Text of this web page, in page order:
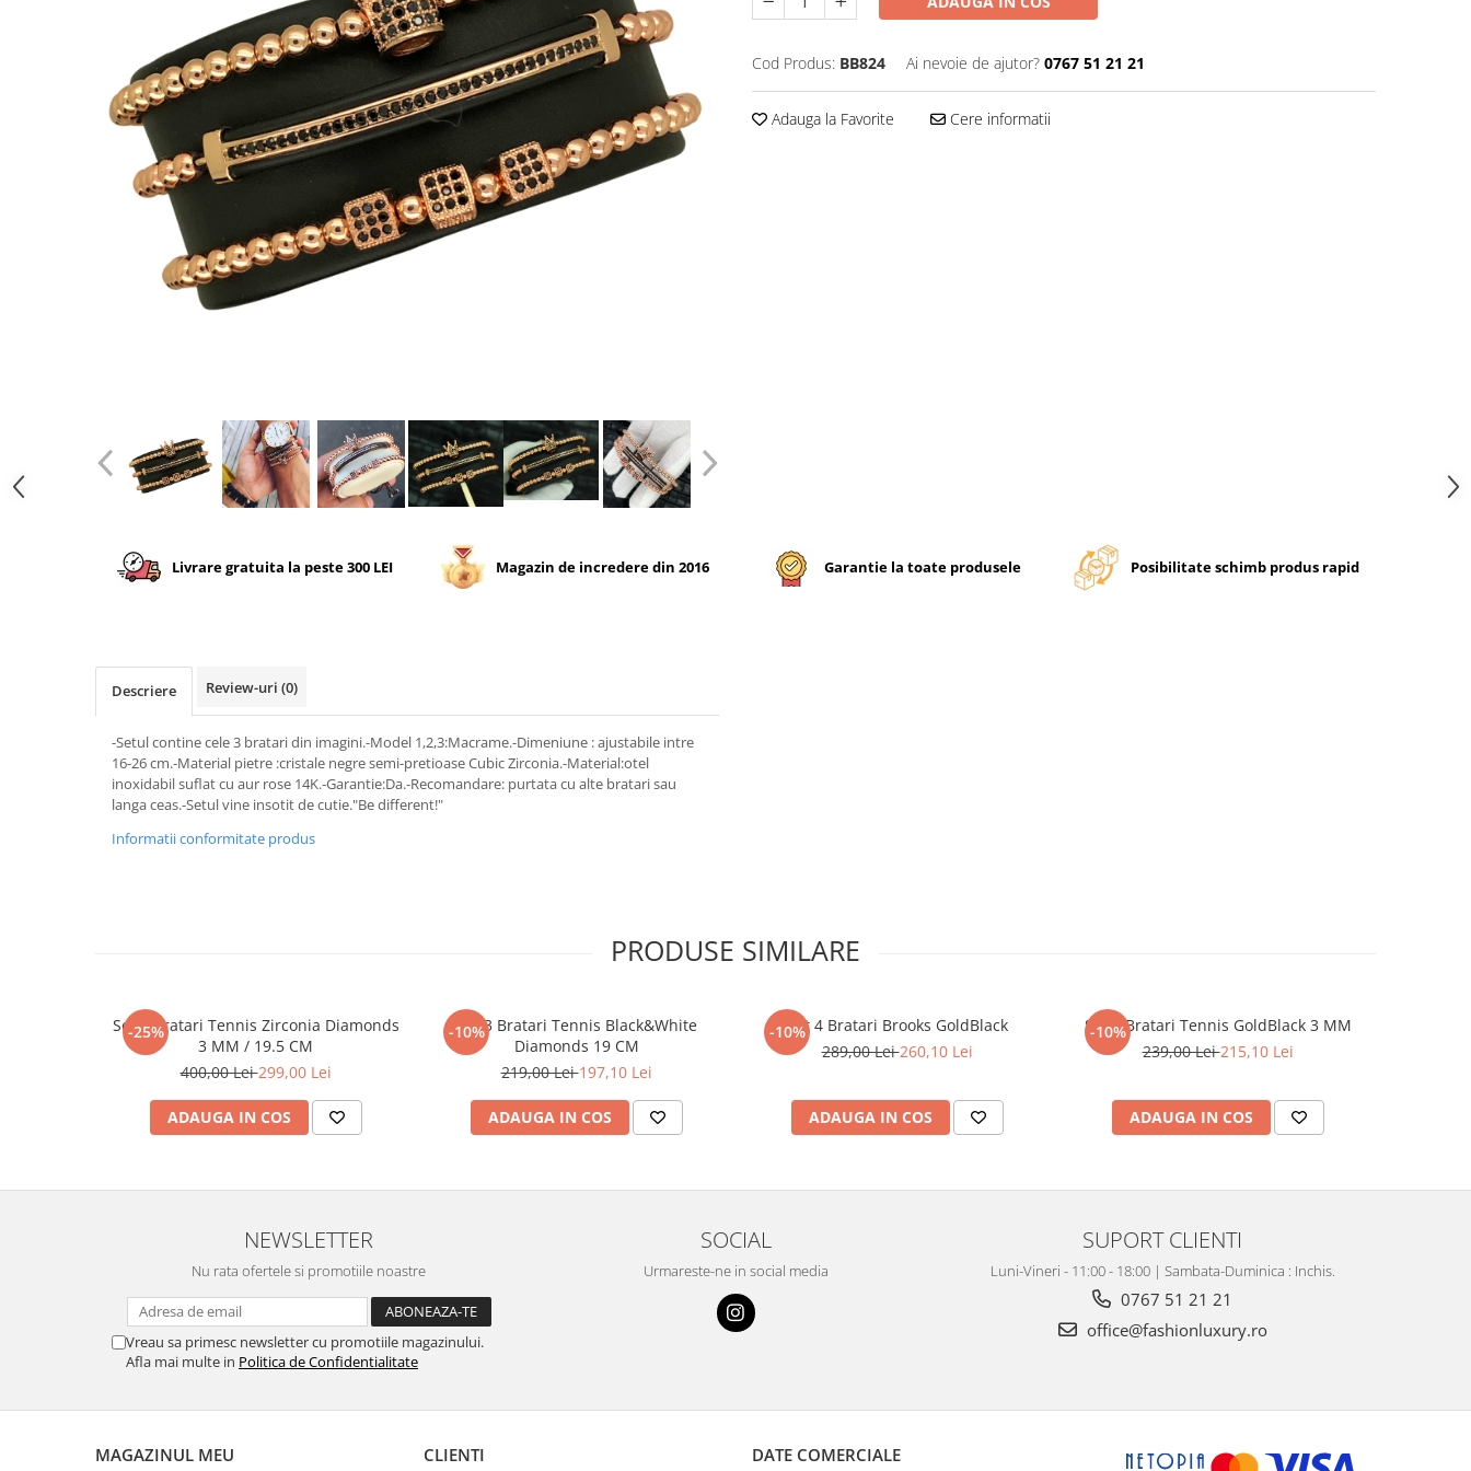
Cod Produs: BB824 Ai nevoie de ajutor? 0767 51 21 21
Adauga la Favorite Cere informatii
Livrare gratuita la peste 300 LEI Magazin de incredere din 2016 Garantie la toate produsele Posibilitate schimb produs rapid
Descriere Review-uri (0)
-Setul contine cele 3 bratari din imagini.-Model 1,2,3:Macrame.-Dimeniune : ajustabile intre
16-26 cm.-Material pietre :cristale negre semi-pretioase Cubic Zirconia.-Material:otel
inoxidabil suflat cu aur rose 14K.-Garantie:Da.-Recomandare: purtata cu alte bratari sau
langa ceas.-Setul vine insotit de cutie."Be different!"
Informatii conformitate produs
PRODUSE SIMILARE
-25%
Set 5 Bratari Tennis Zirconia Diamonds
3 MM / 19.5 CM
400,00 Lei299,00 Lei
ADAUGA IN COS
-10%
Set 3 Bratari Tennis Black&White
Diamonds 19 CM
219,00 Lei197,10 Lei
ADAUGA IN COS
-10%Set 4 Bratari Brooks GoldBlack
289,00 Lei260,10 Lei
ADAUGA IN COS
-10%
Set 3 Bratari Tennis GoldBlack 3 MM
239,00 Lei215,10 Lei
ADAUGA IN COS
NEWSLETTER
Nu rata ofertele si promotiile noastre
Vreau sa primesc newsletter cu promotiile magazinului.
Afla mai multe in Politica de Confidentialitate
SOCIAL
Urmareste-ne in social media
SUPORT CLIENTI
Luni-Vineri - 11:00 - 18:00 | Sambata-Duminica : Inchis.
0767 51 21 21
office@fashionluxury.ro
MAGAZINUL MEU CLIENTI DATE COMERCIALE